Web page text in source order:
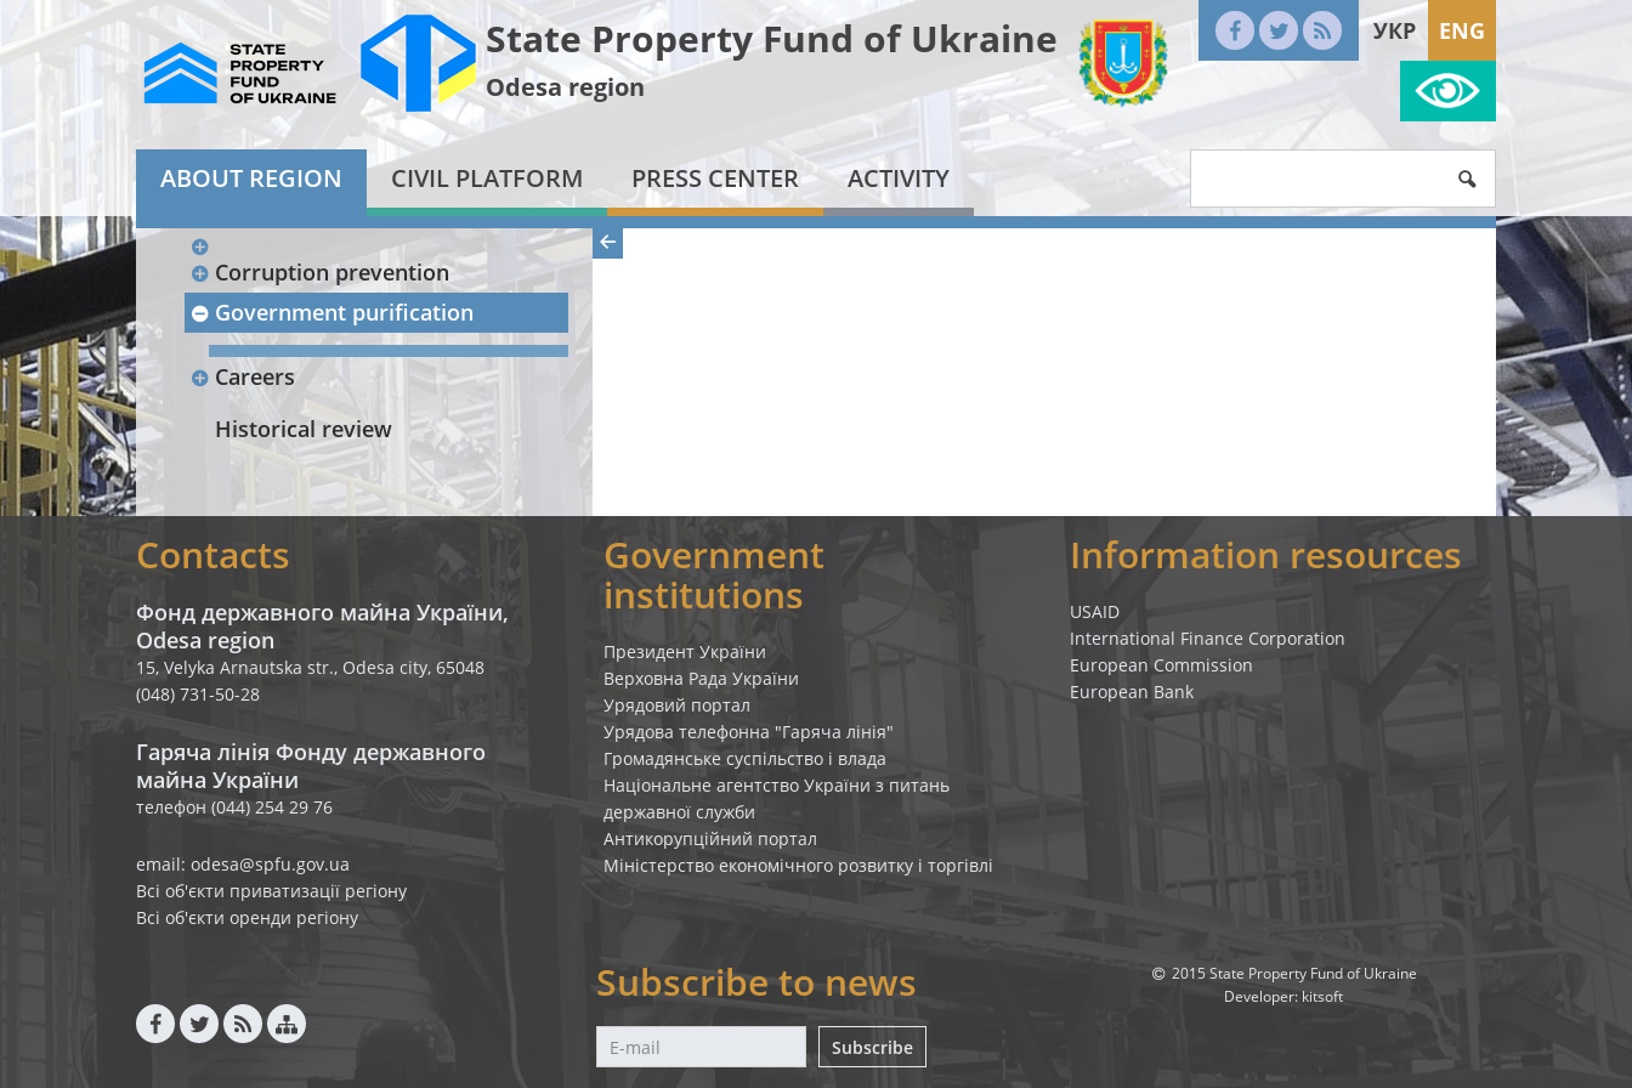
State Property Fund of Ukraine
Odesa region
УКР ENG
ABOUT REGION CIVIL PLATFORM PRESS CENTER ACTIVITY
Corruption prevention
Government purification
Careers
Historical review
Contacts
Фонд державного майна України,
Odesa region
15, Velyka Arnautska str., Odesa city, 65048
(048) 731-50-28
Гаряча лінія Фонду державного
майна України
телефон (044) 254 29 76
email: odesa@spfu.gov.ua
Всі об'єкти приватизації регіону
Всі об'єкти оренди регіону
Government
institutions
Президент України
Верховна Рада України
Урядовий портал
Урядова телефонна "Гаряча лінія"
Громадянське суспільство і влада
Національне агентство України з питань
державної служби
Антикорупційний портал
Міністерство економічного розвитку і торгівлі
Information resources
USAID
International Finance Corporation
European Commission
European Bank
Subscribe to news
Subscribe
2015 State Property Fund of Ukraine
Developer: kitsoft